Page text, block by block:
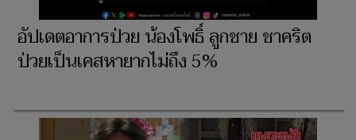
อัปเดตอาการป่วย น้องโพธิ์ ลูกชาย ชาคริต
ป่วยเป็นเคสหายากไม่ถึง 5%